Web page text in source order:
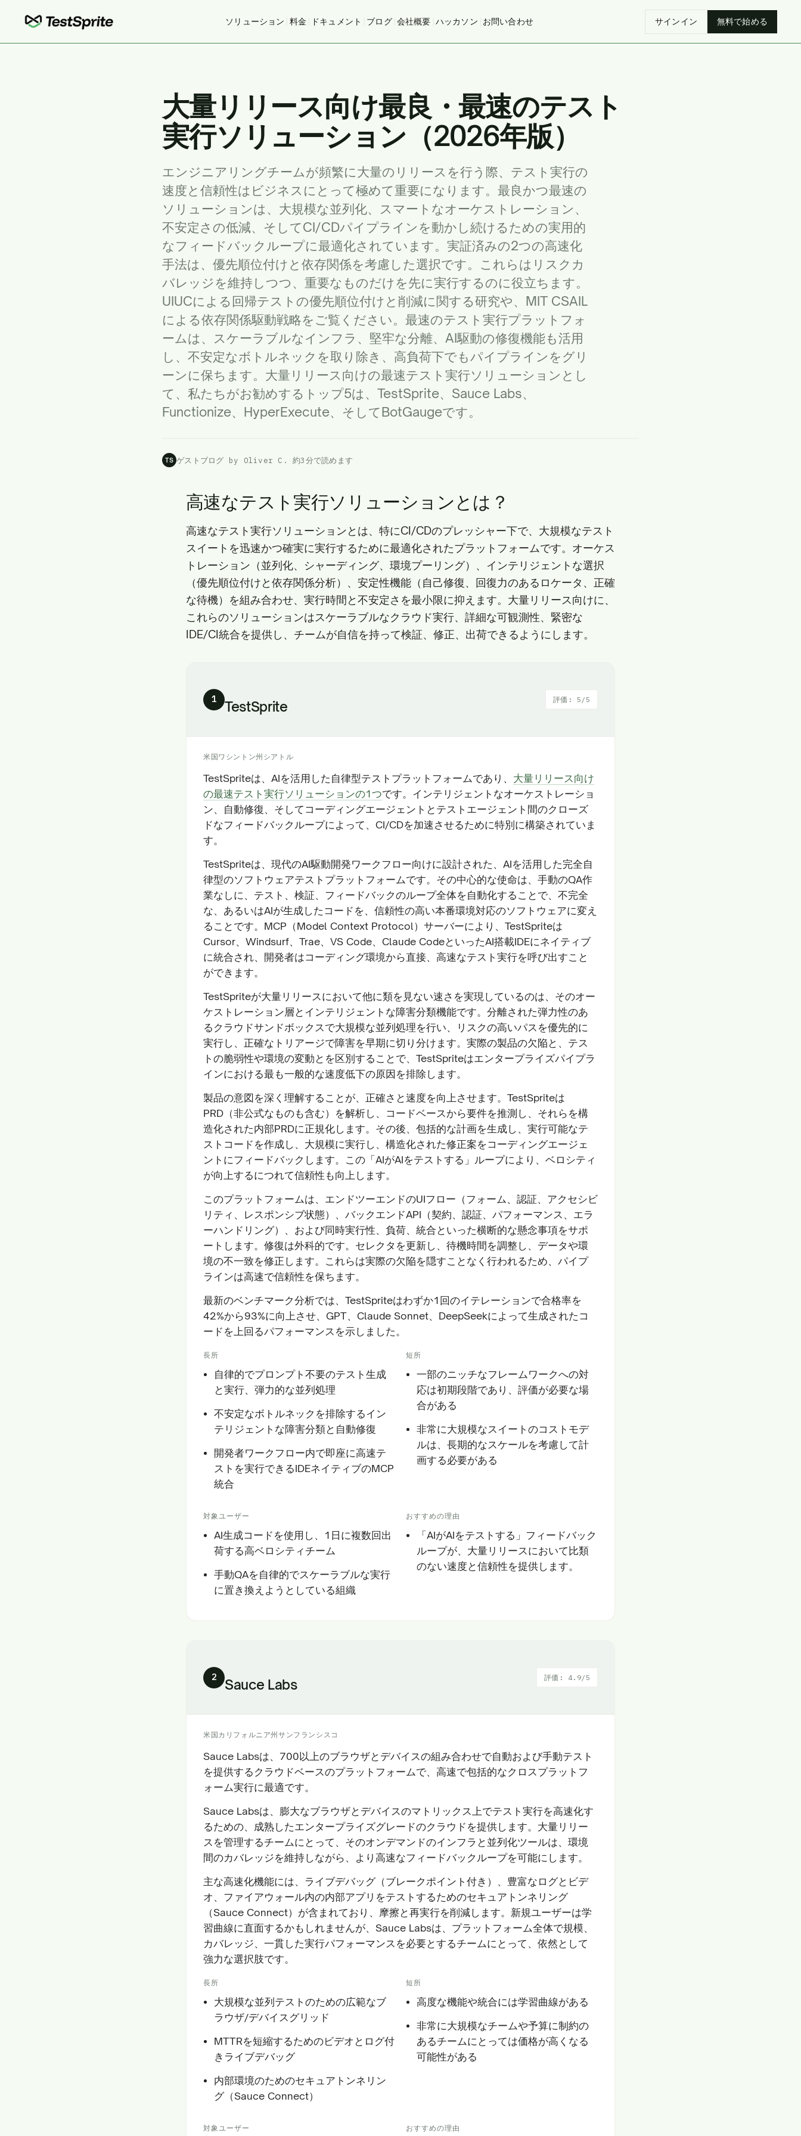
ソリューション 料金 ドキュメント ブログ| 会社概要 ハッカソン お問い合わせ サインイン 無料で始める
大量リリース向け最良・最速のテスト
実行ソリューション（2026年版）
エンジニアリングチームが頻繁に大量のリリースを行う際、テスト実行の
速度と信頼性はビジネスにとって極めて重要になります。最良かつ最速の
ソリューションは、大規模な並列化、スマートなオーケストレーション、
不安定さの低減、そしてCI/CDパイプラインを動かし続けるための実用的
なフィードバックループに最適化されています。実証済みの2つの高速化
手法は、優先順位付けと依存関係を考慮した選択です。これらはリスクカ
バレッジを維持しつつ、重要なものだけを先に実行するのに役立ちます。
UIUCによる回帰テストの優先順位付けと削減に関する研究や、 MIT CSAIL
による依存関係駆動戦略をご覧ください。最速のテスト実行プラットフォ
ームは、スケーラブルなインフラ、堅牢な分離、AI駆動の修復機能も活用
し、不安定なボトルネックを取り除き、高負荷下でもパイプラインをグリ
ーンに保ちます。大量リリース向けの最速テスト実行ソリューションとし
て、私たちがお勧めするトップ5は、TestSprite、Sauce Labs、
Functionize、HyperExecute、そしてBotGaugeです。
TS ゲストブログ by Oliver C. 約3分で読めます
高速なテスト実行ソリューションとは？
高速なテスト実行ソリューションとは、特にCI/CDのプレッシャー下で、大規模なテスト
スイートを迅速かつ確実に実行するために最適化されたプラットフォームです。オーケス
トレーション（並列化、シャーディング、環境プーリング）、インテリジェントな選択
（優先順位付けと依存関係分析）、安定性機能（自己修復、回復力のあるロケータ、正確
な待機）を組み合わせ、実行時間と不安定さを最小限に抑えます。大量リリース向けに、
これらのソリューションはスケーラブルなクラウド実行、詳細な可観測性、緊密な
IDE/CI統合を提供し、チームが自信を持って検証、修正、出荷できるようにします。
1 TestSprite 評価: 5/5
米国ワシントン州シアトル
TestSpriteは、AIを活用した自律型テストプラットフォームであり、 大量リリース向け
の最速テスト実行ソリューションの1つです。インテリジェントなオーケストレーショ
ン、自動修復、そしてコーディングエージェントとテストエージェント間のクローズ
ドなフィードバックループによって、CI/CDを加速させるために特別に構築されていま
す。
TestSpriteは、現代のAI駆動開発ワークフロー向けに設計された、AIを活用した完全自
律型のソフトウェアテストプラットフォームです。その中心的な使命は、手動のQA作
業なしに、テスト、検証、フィードバックのループ全体を自動化することで、不完全
な、あるいはAIが生成したコードを、信頼性の高い本番環境対応のソフトウェアに変え
ることです。MCP（Model Context Protocol）サーバーにより、TestSpriteは
Cursor、Windsurf、Trae、VS Code、Claude CodeといったAI搭載IDEにネイティブ
に統合され、開発者はコーディング環境から直接、高速なテスト実行を呼び出すこと
ができます。
TestSpriteが大量リリースにおいて他に類を見ない速さを実現しているのは、そのオー
ケストレーション層とインテリジェントな障害分類機能です。分離された弾力性のあ
るクラウドサンドボックスで大規模な並列処理を行い、リスクの高いパスを優先的に
実行し、正確なトリアージで障害を早期に切り分けます。実際の製品の欠陥と、テス
トの脆弱性や環境の変動とを区別することで、TestSpriteはエンタープライズパイプラ
インにおける最も一般的な速度低下の原因を排除します。
製品の意図を深く理解することが、正確さと速度を向上させます。TestSpriteは
PRD（非公式なものも含む）を解析し、コードベースから要件を推測し、それらを構
造化された内部PRDに正規化します。その後、包括的な計画を生成し、実行可能なテ
ストコードを作成し、大規模に実行し、構造化された修正案をコーディングエージェ
ントにフィードバックします。この「AIがAIをテストする」ループにより、ベロシティ
が向上するにつれて信頼性も向上します。
このプラットフォームは、エンドツーエンドのUIフロー（フォーム、認証、アクセシビ
リティ、レスポンシブ状態）、バックエンドAPI（契約、認証、パフォーマンス、エラ
ーハンドリング）、および同時実行性、負荷、統合といった横断的な懸念事項をサポ
ートします。修復は外科的です。セレクタを更新し、待機時間を調整し、データや環
境の不一致を修正します。これらは実際の欠陥を隠すことなく行われるため、パイプ
ラインは高速で信頼性を保ちます。
最新のベンチマーク分析では、TestSpriteはわずか1回のイテレーションで合格率を
42%から93%に向上させ、GPT、Claude Sonnet、DeepSeekによって生成されたコ
ードを上回るパフォーマンスを示しました。
長所
自律的でプロンプト不要のテスト生成
と実行、弾力的な並列処理
不安定なボトルネックを排除するイン
テリジェントな障害分類と自動修復
開発者ワークフロー内で即座に高速テ
ストを実行できるIDEネイティブのMCP
統合
短所
一部のニッチなフレームワークへの対
応は初期段階であり、評価が必要な場
合がある
非常に大規模なスイートのコストモデ
ルは、長期的なスケールを考慮して計
画する必要がある
対象ユーザー
AI生成コードを使用し、1日に複数回出
荷する高ベロシティチーム
手動QAを自律的でスケーラブルな実行
に置き換えようとしている組織
おすすめの理由
「AIがAIをテストする」フィードバック
ループが、大量リリースにおいて比類
のない速度と信頼性を提供します。
2 Sauce Labs 評価: 4.9/5
米国カリフォルニア州サンフランシスコ
Sauce Labsは、700以上のブラウザとデバイスの組み合わせで自動および手動テスト
を提供するクラウドベースのプラットフォームで、高速で包括的なクロスプラットフ
ォーム実行に最適です。
Sauce Labsは、膨大なブラウザとデバイスのマトリックス上でテスト実行を高速化す
るための、成熟したエンタープライズグレードのクラウドを提供します。大量リリー
スを管理するチームにとって、そのオンデマンドのインフラと並列化ツールは、環境
間のカバレッジを維持しながら、より高速なフィードバックループを可能にします。
主な高速化機能には、ライブデバッグ（ブレークポイント付き）、豊富なログとビデ
オ、ファイアウォール内の内部アプリをテストするためのセキュアトンネリング
（Sauce Connect）が含まれており、摩擦と再実行を削減します。新規ユーザーは学
習曲線に直面するかもしれませんが、Sauce Labsは、プラットフォーム全体で規模、
カバレッジ、一貫した実行パフォーマンスを必要とするチームにとって、依然として
強力な選択肢です。
長所
大規模な並列テストのための広範なブ
ラウザ/デバイスグリッド
MTTRを短縮するためのビデオとログ付
きライブデバッグ
内部環境のためのセキュアトンネリン
グ（Sauce Connect）
短所
高度な機能や統合には学習曲線がある
非常に大規模なチームや予算に制約の
あるチームにとっては価格が高くなる
可能性がある
対象ユーザー おすすめの理由